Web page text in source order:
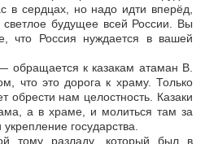
в сердцах, но надо идти вперёд,
будущее всей России. Вы
что Россия нуждается в вашей
обращается к казакам атаман В.
что это дорога к храму. Только
обрести нам целостность. Казаки
а в храме, и молиться там за
государства.
тому разладу, который был в